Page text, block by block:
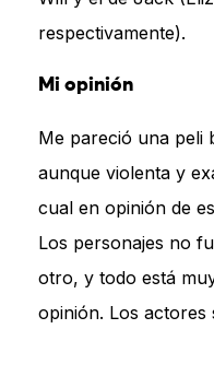
respectivamente).
Mi opinión
Me pareció una peli
aunque violenta y
cual en opinión de
Los personajes no
otro, y todo está
opinión. Los actores